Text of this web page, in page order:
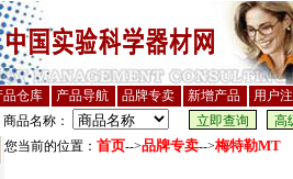
品仓库 产品导航 品牌专卖 新增产品 用户
商品名称：
您当前的位置： 首页-->品牌专卖-->梅特勒MT